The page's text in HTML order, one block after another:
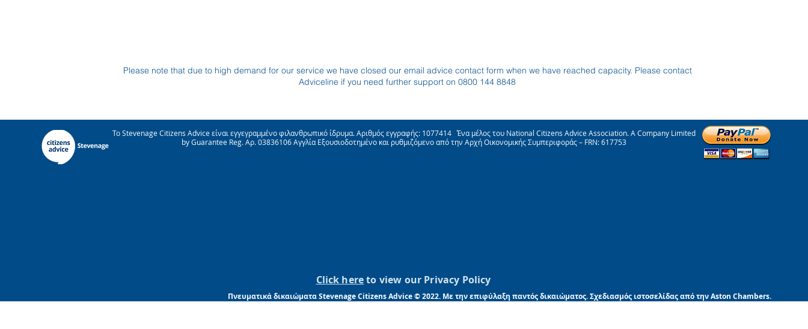
Please note that due to high demand for our service we have closed our email advice contact form when we have reached capacity. Please contact
Adviceline if you need further support on 0800 144 8848
Το Stevenage Citizens Advice είναι εγγεγραμμένο φιλανθρωπικό ίδρυμα. Αριθμός εγγραφής: 1077414 Ένα μέλος του National Citizens Advice Association. A Company Limited
by Guarantee Reg. Αρ. 03836106 Αγγλία Εξουσιοδοτημένο και ρυθμιζόμενο από την Αρχή Οικονομικής Συμπεριφοράς – FRN: 617753
Click hereto view our Privacy Policy
Πνευματικά δικαιώματα Stevenage Citizens Advice © 2022. Με την επιφύλαξη παντός δικαιώματος. Σχεδιασμός ιστοσελίδας από την Aston Chambers.